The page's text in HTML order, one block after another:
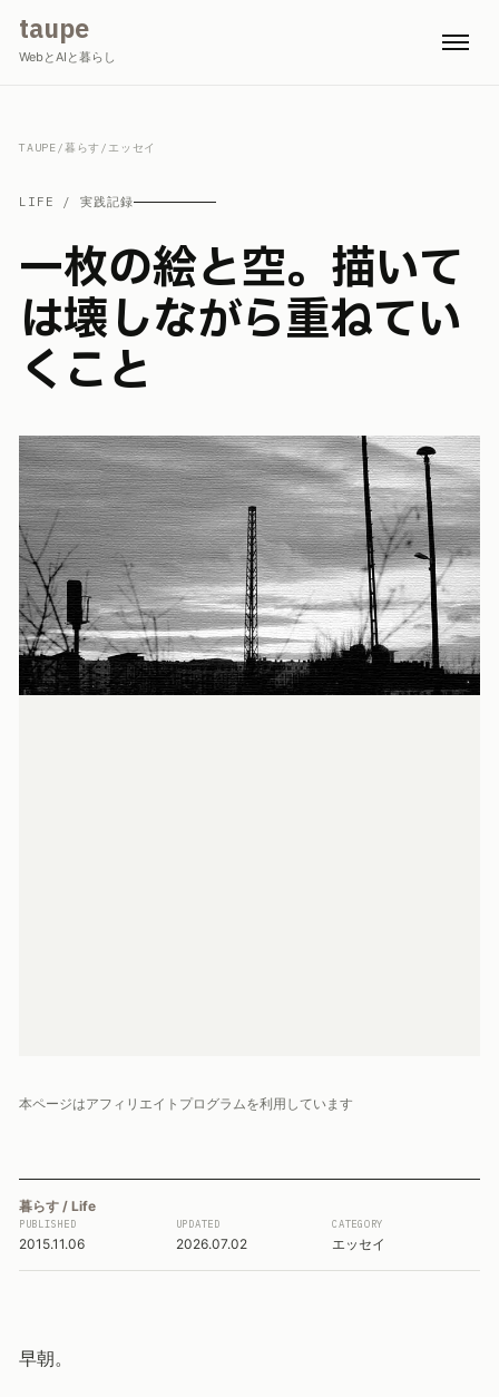
taupe
WebとAIと暮らし
TAUPE/暮らす/ エッセイ
LIFE / 実践記録
一枚の絵と空。描いて
は壊しながら重ねてい
くこと
本ページはアフィリエイトプログラムを利用しています
暮らす / Life
PUBLISHED
2015.11.06
UPDATED
2026.07.02
CATEGORY
エッセイ
早朝。